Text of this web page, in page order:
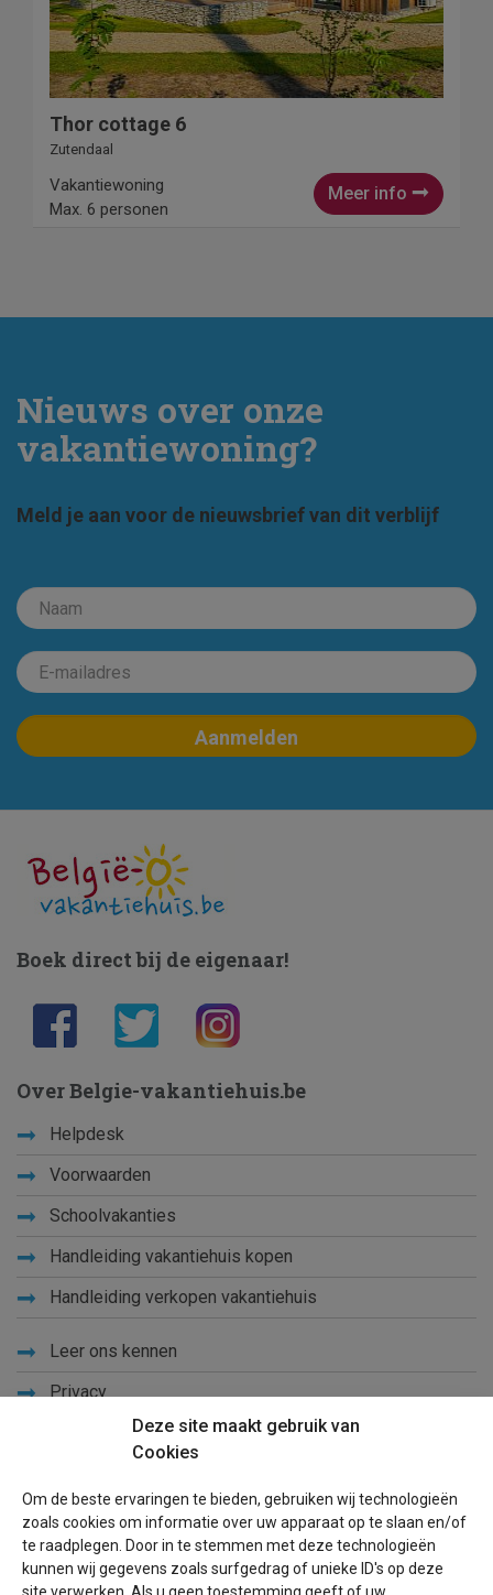
Thor cottage 6
Zutendaal
Meer info
Vakantiewoning
Max. 6 personen
Nieuws over onze
vakantiewoning?
Meld je aan voor de nieuwsbrief van dit verblijf
Deze site maakt gebruik van
Cookies
Om de beste ervaringen te bieden, gebruiken wij technologieën
zoals cookies om informatie over uw apparaat op te slaan en/of
te raadplegen. Door in te stemmen met deze technologieën
kunnen wij gegevens zoals surfgedrag of unieke ID's op deze
Boek direct bij de eigenaar!
Over Belgie-vakantiehuis.be
Helpdesk
Voorwaarden
Schoolvakanties
Handleiding vakantiehuis kopen
Handleiding verkopen vakantiehuis
Leer ons kennen
Privacy
Blog
Voor eigenaren